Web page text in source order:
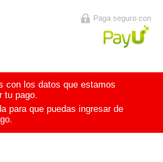
Paga seguro con
con los datos que estamos
tu pago.
para que puedas ingresar de